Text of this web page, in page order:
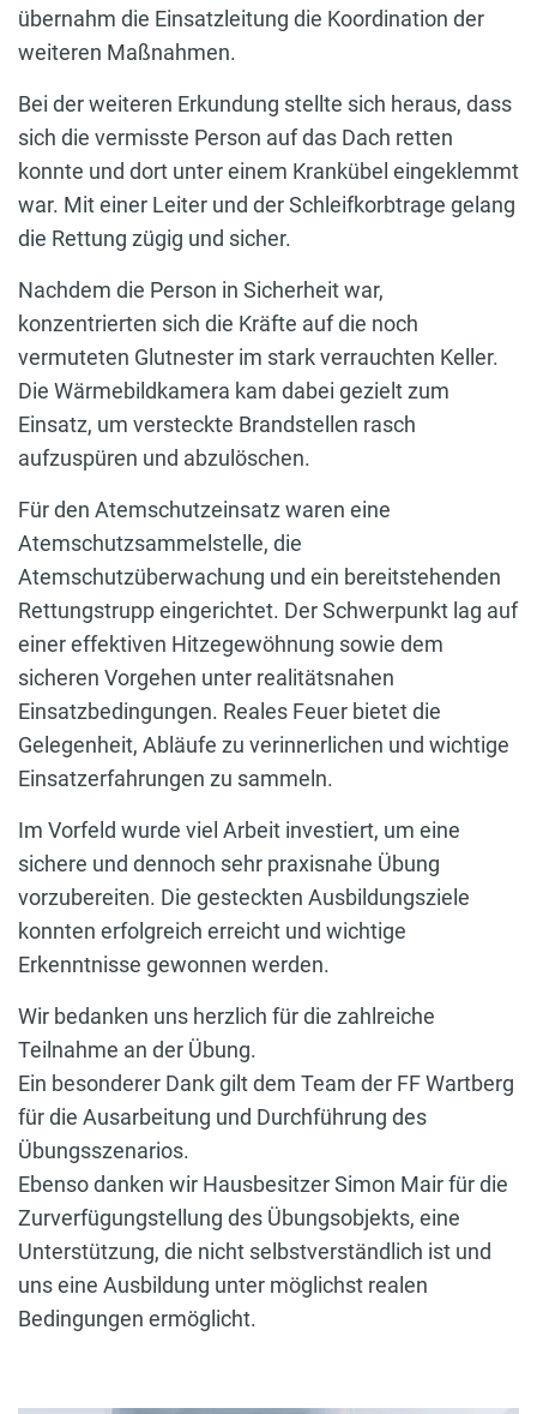
übernahm die Einsatzleitung die Koordination der
weiteren Maßnahmen.
Bei der weiteren Erkundung stellte sich heraus, dass
sich die vermisste Person auf das Dach retten
konnte und dort unter einem Krankübel eingeklemmt
war. Mit einer Leiter und der Schleifkorbtrage gelang
die Rettung zügig und sicher.
Nachdem die Person in Sicherheit war,
konzentrierten sich die Kräfte auf die noch
vermuteten Glutnester im stark verrauchten Keller.
Die Wärmebildkamera kam dabei gezielt zum
Einsatz, um versteckte Brandstellen rasch
aufzuspüren und abzulöschen.
Für den Atemschutzeinsatz waren eine
Atemschutzsammelstelle, die
Atemschutzüberwachung und ein bereitstehenden
Rettungstrupp eingerichtet. Der Schwerpunkt lag auf
einer effektiven Hitzegewöhnung sowie dem
sicheren Vorgehen unter realitätsnahen
Einsatzbedingungen. Reales Feuer bietet die
Gelegenheit, Abläufe zu verinnerlichen und wichtige
Einsatzerfahrungen zu sammeln.
Im Vorfeld wurde viel Arbeit investiert, um eine
sichere und dennoch sehr praxisnahe Übung
vorzubereiten. Die gesteckten Ausbildungsziele
konnten erfolgreich erreicht und wichtige
Erkenntnisse gewonnen werden.
Wir bedanken uns herzlich für die zahlreiche
Teilnahme an der Übung.
Ein besonderer Dank gilt dem Team der FF Wartberg
für die Ausarbeitung und Durchführung des
Übungsszenarios.
Ebenso danken wir Hausbesitzer Simon Mair für die
Zurverfügungstellung des Übungsobjekts, eine
Unterstützung, die nicht selbstverständlich ist und
uns eine Ausbildung unter möglichst realen
Bedingungen ermöglicht.